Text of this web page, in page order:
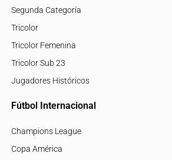
Segunda Categoría
Tricolor
Tricolor Femenina
Tricolor Sub 23
Jugadores Históricos
Fútbol Internacional
Champions League
Copa América